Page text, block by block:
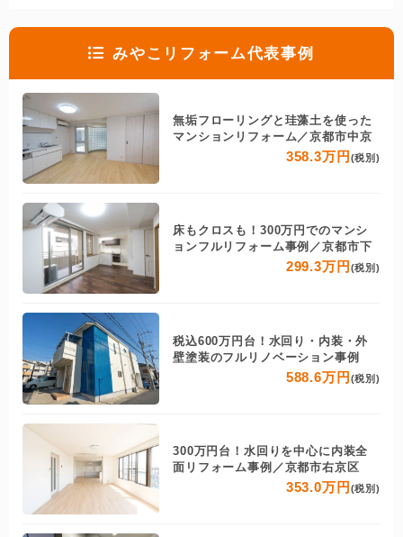
みやこリフォーム代表事例
無垢フローリングと珪藻土を使った
マンションリフォーム／京都市中京
358.3万円 (税別)
床もクロスも！300万円でのマンシ
ョンフルリフォーム事例／京都市下
299.3万円 (税別)
税込600万円台！水回り・内装・外
壁塗装のフルリノベーション事例
588.6万円 (税別)
300万円台！水回りを中心に内装全
面リフォーム事例／京都市右京区
353.0万円 (税別)